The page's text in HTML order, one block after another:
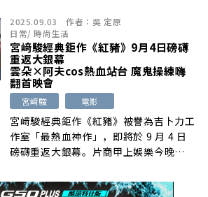
2025.09.03 作者： 吳 定原
日常/時尚生活
宮﨑駿經典鉅作《紅豬》9月4日磅礡
重返大銀幕
雲朵×阿夫cos熱血站台 魔鬼操練嗨
翻首映會
宮﨑駿 電影
宮﨑駿經典鉅作《紅豬》被譽為吉卜力工
作室「最熱血神作」，即將於 9 月 4 日
磅礴重返大銀幕。片商甲上娛樂今晚